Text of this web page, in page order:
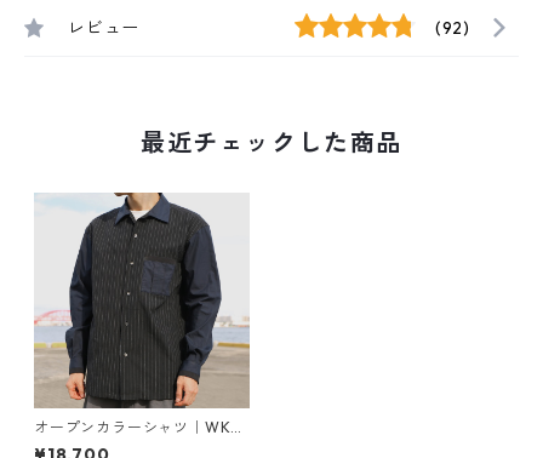
レビュー (92)
最近チェックした商品
オープンカラーシャツ｜WKA
THREE-FABRIC BLEND OPEN